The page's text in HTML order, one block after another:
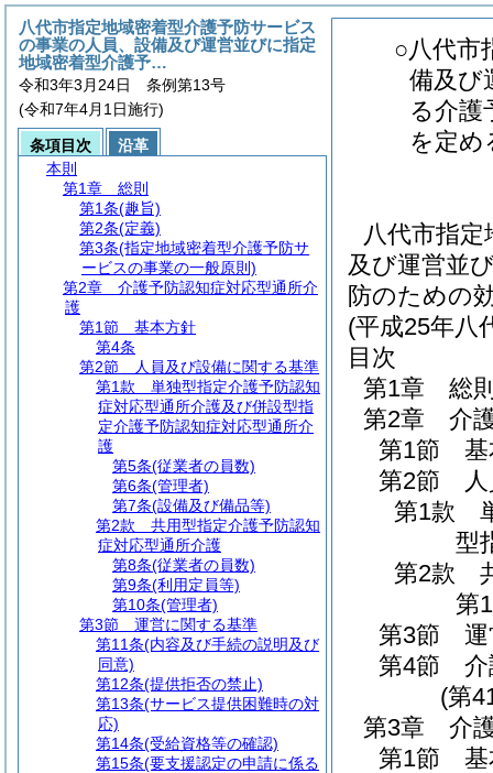
○八代市
備及び
る介護
を定め
八代市指
及び運営並
防のための
(平成25年八
目次
第1章
総
第2章
介
第1節
第2節
第1款
型
第2款
第
第3節
第4節
(第
第3章
介
第1節
八代市指定地域密着型介護予防サービス
の事業の人員、設備及び運営並びに指定
地域密着型介護予…
令和3年3月24日 条例第13号
(令和7年4月1日施行)
条項目次
沿革
本則
第1章
総則
第1条(趣旨)
第2条(定義)
第3条(指定地域密着型介護予防サ
ービスの事業の一般原則)
第2章
介護予防認知症対応型通所介
護
第1節
基本方針
第4条
第2節
人員及び設備に関する基準
第1款
単独型指定介護予防認知
症対応型通所介護及び併設型指
定介護予防認知症対応型通所介
護
第5条(従業者の員数)
第6条(管理者)
第7条(設備及び備品等)
第2款
共用型指定介護予防認知
症対応型通所介護
第8条(従業者の員数)
第9条(利用定員等)
第10条(管理者)
第3節
運営に関する基準
第11条(内容及び手続の説明及び
同意)
第12条(提供拒否の禁止)
第13条(サービス提供困難時の対
応)
第14条(受給資格等の確認)
第15条(要支援認定の申請に係る